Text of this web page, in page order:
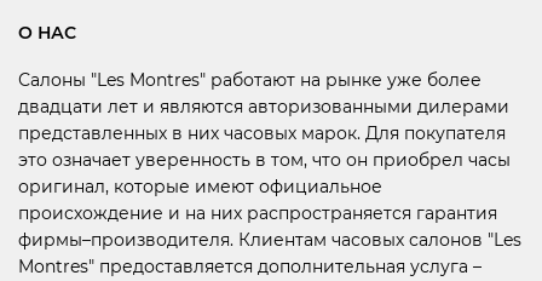
О НАС
Салоны "Les Montres" работают на рынке уже более
двадцати лет и являются авторизованными дилерами
представленных в них часовых марок. Для покупателя
это означает уверенность в том, что он приобрел часы
оригинал, которые имеют официальное
происхождение и на них распространяется гарантия
фирмы–производителя. Клиентам часовых салонов "Les
Montres" предоставляется дополнительная услуга –